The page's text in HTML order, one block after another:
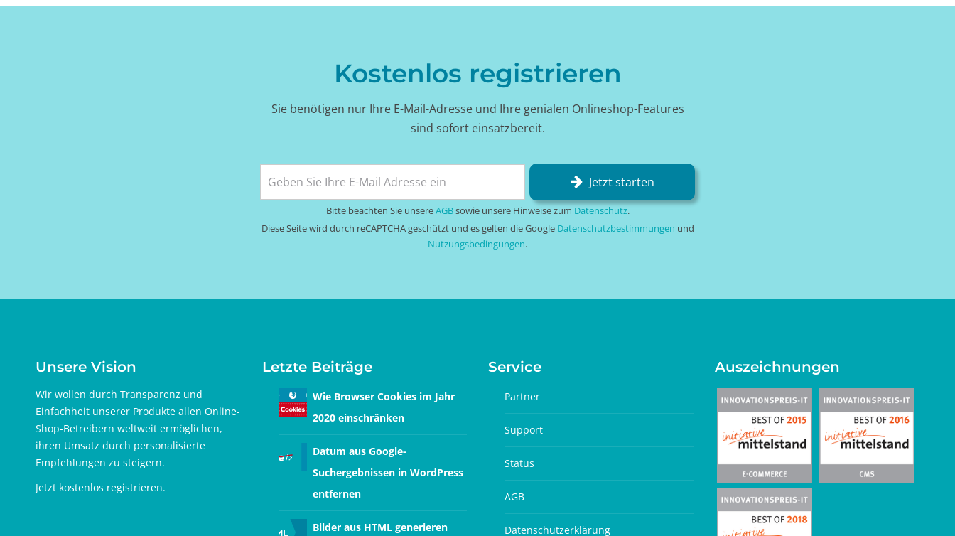
Kostenlos registrieren
Sie benötigen nur Ihre E-Mail-Adresse und Ihre genialen Onlineshop-Features
sind sofort einsatzbereit.
Jetzt starten
Bitte beachten Sie unsereAGBsowie unsere Hinweise zum Datenschutz.
Diese Seite wird durch reCAPTCHA geschützt und es gelten die Google Datenschutzbestimmungen und
Nutzungsbedingungen.
Unsere Vision
Wir wollen durch Transparenz und
Einfachheit unserer Produkte allen Online-
Shop-Betreibern weltweit ermöglichen,
ihren Umsatz durch personalisierte
Empfehlungen zu steigern.
Jetzt kostenlos registrieren.
Letzte Beiträge
Wie Browser Cookies im Jahr
2020 einschränken
Datum aus Google-
Suchergebnissen in WordPress
entfernen
Bilder aus HTML generieren
Service
Partner
Support
Status
AGB
Datenschutzerklärung
Auszeichnungen